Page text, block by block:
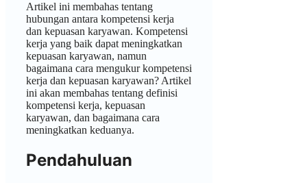
Artikel ini membahas tentang
hubungan antara kompetensi kerja
dan kepuasan karyawan. Kompetensi
kerja yang baik dapat meningkatkan
kepuasan karyawan, namun
bagaimana cara mengukur kompetensi
kerja dan kepuasan karyawan? Artikel
ini akan membahas tentang definisi
kompetensi kerja, kepuasan
karyawan, dan bagaimana cara
meningkatkan keduanya.
Pendahuluan